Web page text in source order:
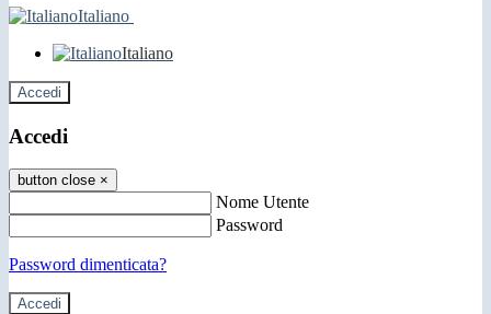
Italiano
Italiano
Accedi
Accedi
button close ×
Nome Utente
Password
Password dimenticata?